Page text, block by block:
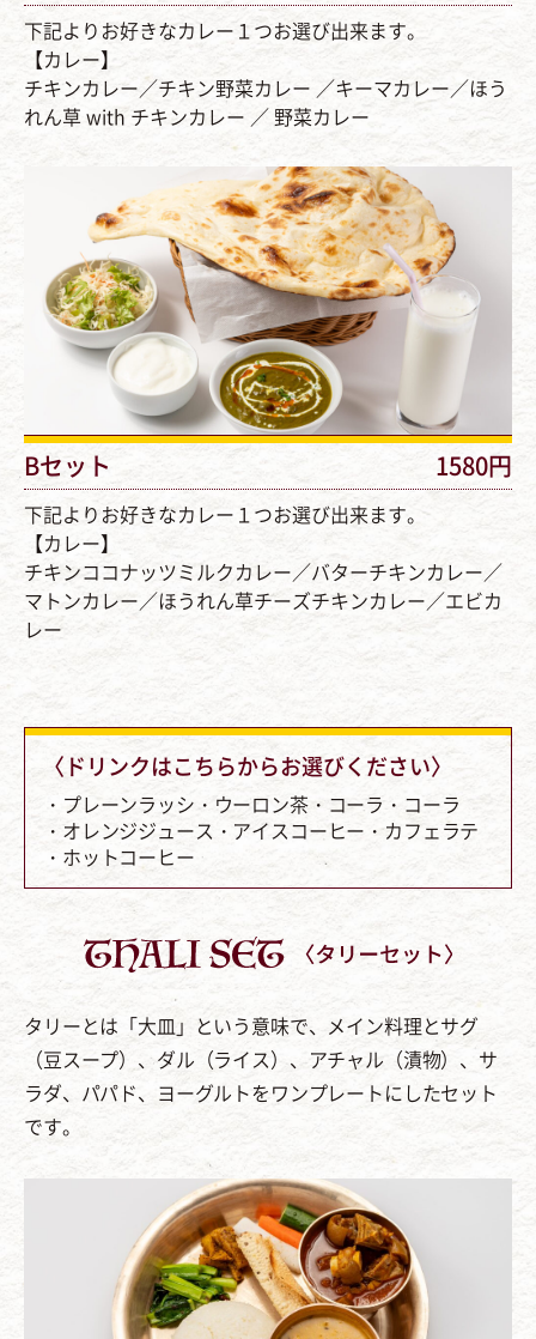
下記よりお好きなカレー１つお選び出来ます。
【カレー】
チキンカレー／チキン野菜カレー ／キーマカレー／ほう
れん草 with チキンカレー ／ 野菜カレー
Bセット 1580円
下記よりお好きなカレー１つお選び出来ます。
【カレー】
チキンココナッツミルクカレー／バターチキンカレー／
マトンカレー／ほうれん草チーズチキンカレー／エビカ
レー
〈ドリンクはこちらからお選びください〉
・プレーンラッシ・ウーロン茶・コーラ ・コーラ
・オレンジジュース ・アイスコーヒー ・カフェラテ
・ホットコーヒー
タリーとは「大皿」という意味で、メイン料理とサグ
（豆スープ）、ダル（ライス）、アチャル（漬物）、サ
ラダ、パパド、ヨーグルトをワンプレートにしたセット
です。